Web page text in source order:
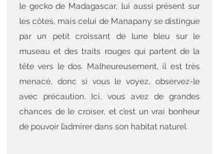
le gecko de Madagascar, lui aussi présent sur
les côtes, mais celui de Manapany se distingue
par un petit croissant de lune bleu sur le
museau et des traits rouges qui partent de la
tête vers le dos. Malheureusement, il est très
menacé, donc si vous le voyez, observez-le
avec précaution. Ici, vous avez de grandes
chances de le croiser, et c’est un vrai bonheur
de pouvoir l’admirer dans son habitat naturel.